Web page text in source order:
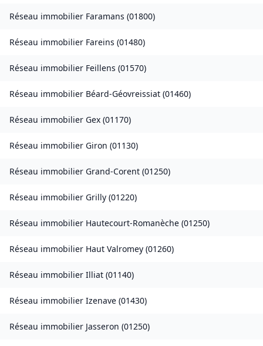
Réseau immobilier Faramans (01800)
Réseau immobilier Fareins (01480)
Réseau immobilier Feillens (01570)
Réseau immobilier Béard-Géovreissiat (01460)
Réseau immobilier Gex (01170)
Réseau immobilier Giron (01130)
Réseau immobilier Grand-Corent (01250)
Réseau immobilier Grilly (01220)
Réseau immobilier Hautecourt-Romanèche (01250)
Réseau immobilier Haut Valromey (01260)
Réseau immobilier Illiat (01140)
Réseau immobilier Izenave (01430)
Réseau immobilier Jasseron (01250)